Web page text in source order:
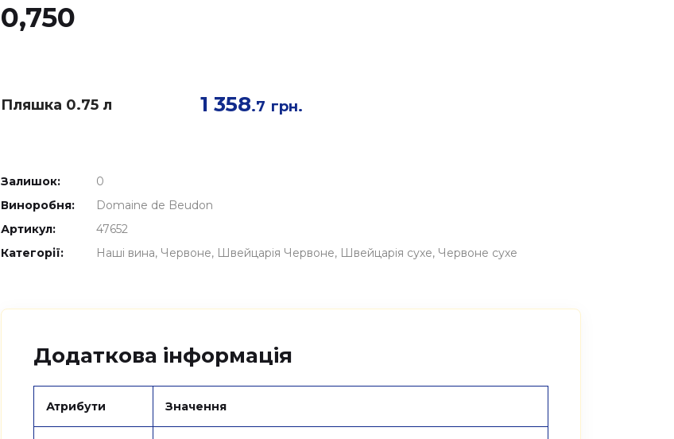
0,750
Пляшка 0.75 л 1 358.7 грн.
Залишок:
0
Виноробня:
Domaine de Beudon
Артикул:
47652
Категорії:
Наші вина Червоне Швейцарія Червоне Швейцарія сухе Червоне сухе
Додаткова інформація
Атрибути Значення